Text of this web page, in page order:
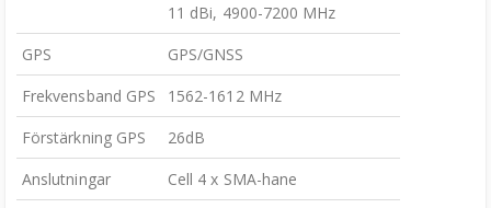
11 dBi, 4900-7200 MHz
GPS
GPS/GNSS
Frekvensband GPS
1562-1612 MHz
Förstärkning GPS
26dB
Anslutningar
Cell 4 x SMA-hane